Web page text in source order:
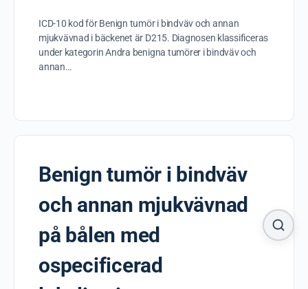
ICD-10 kod för Benign tumör i bindväv och annan
mjukvävnad i bäckenet är D215. Diagnosen klassificeras
under kategorin Andra benigna tumörer i bindväv och
annan…
Benign tumör i bindväv
och annan mjukvävnad
på bålen med
ospecificerad